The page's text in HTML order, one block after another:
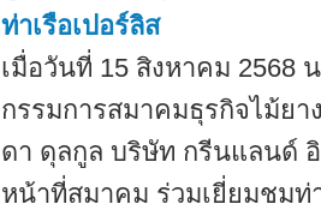
ท่าเรือเปอร์ลิส
เมื่อวันที่ 15 สิงหาคม 2568
กรรมการสมาคมธุรกิจไม้ยา
ดา ดุลกูล บริษัท กรีนแลนด์
หน้าที่สมาคม ร่วมเยี่ยมชมท่